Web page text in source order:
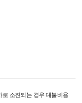
소진되는 경우 대불비용